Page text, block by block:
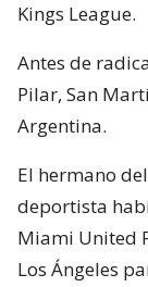
Kings League.
Antes de
Pilar, San
Argentina.
El hermano
deportista
Miami United
Los Ángeles